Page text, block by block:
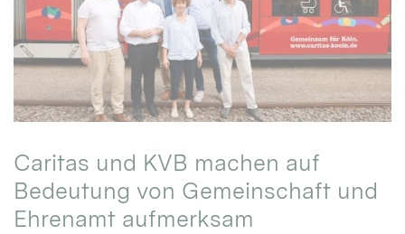
Caritas und KVB machen auf
Bedeutung von Gemeinschaft und
Ehrenamt aufmerksam